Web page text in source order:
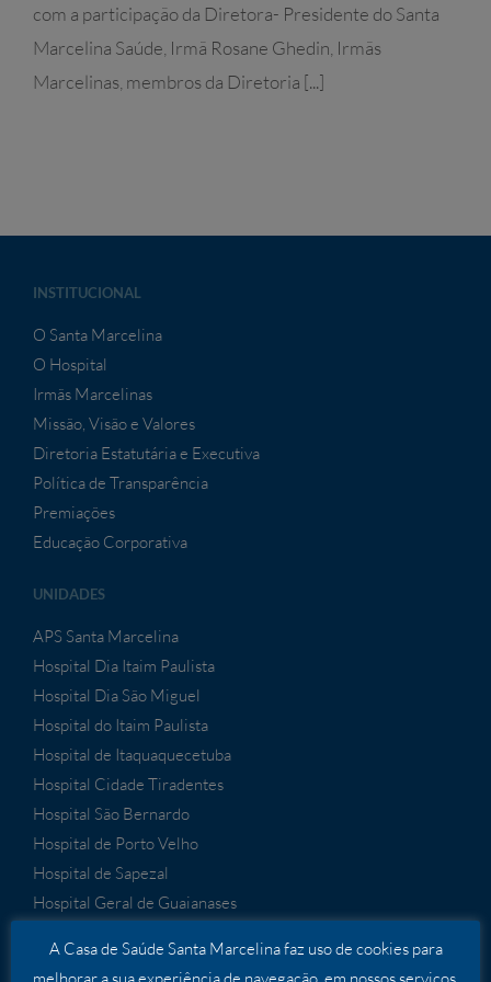
com a participação da Diretora- Presidente do Santa
Marcelina Saúde, Irmã Rosane Ghedin, Irmãs
Marcelinas, membros da Diretoria [...]
INSTITUCIONAL
O Santa Marcelina
O Hospital
Irmãs Marcelinas
Missão, Visão e Valores
Diretoria Estatutária e Executiva
Política de Transparência
Premiações
Educação Corporativa
UNIDADES
APS Santa Marcelina
Hospital Dia Itaim Paulista
Hospital Dia São Miguel
Hospital do Itaim Paulista
Hospital de Itaquaquecetuba
Hospital Cidade Tiradentes
Hospital São Bernardo
Hospital de Porto Velho
Hospital de Sapezal
Hospital Geral de Guaianases
A Casa de Saúde Santa Marcelina faz uso de cookies para
melhorar a sua experiência de navegação, em nossos serviços,